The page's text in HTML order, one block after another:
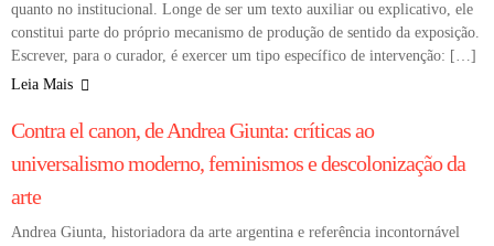
quanto no institucional. Longe de ser um texto auxiliar ou explicativo, ele
constitui parte do próprio mecanismo de produção de sentido da exposição.
Escrever, para o curador, é exercer um tipo específico de intervenção: […]
Leia Mais
COLUNA
Contra el canon, de Andrea Giunta: críticas ao
universalismo moderno, feminismos e descolonização da
arte
Andrea Giunta, historiadora da arte argentina e referência incontornável